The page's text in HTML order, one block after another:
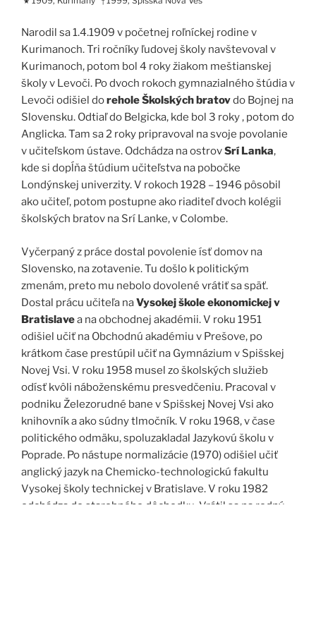
Narodil sa 1.4.1909 v početnej roľníckej rodine v
Kurimanoch. Tri ročníky ľudovej školy navštevoval v
Kurimanoch, potom bol 4 roky žiakom meštianskej
školy v Levoči. Po dvoch rokoch gymnazialného štúdia v
Levoči odišiel dorehole Školských bratovdo Bojnej na
Slovensku. Odtiaľ do Belgicka, kde bol 3 roky , potom do
Anglicka. Tam sa 2 roky pripravoval na svoje povolanie
v učiteľskom ústave. Odchádza na ostrovSrí Lanka,
kde si dopĺňa štúdium učiteľstva na pobočke
Londýnskej univerzity. V rokoch 1928 – 1946 pôsobil
ako učiteľ, potom postupne ako riaditeľ dvoch kolégii
školských bratov na Srí Lanke, v Colombe.
Vyčerpaný z práce dostal povolenie ísť domov na
Slovensko, na zotavenie. Tu došlo k politickým
zmenám, preto mu nebolo dovolené vrátiť sa späť.
Dostal prácu učiteľa naVysokej škole ekonomickej v
Bratislavea na obchodnej akadémii. V roku 1951
odišiel učiť na Obchodnú akadémiu v Prešove, po
krátkom čase prestúpil učiť na Gymnázium v Spišskej
Novej Vsi. V roku 1958 musel zo školských služieb
odísť kvôli náboženskému presvedčeniu. Pracoval v
podniku Železorudné bane v Spišskej Novej Vsi ako
knihovník a ako súdny tlmočník. V roku 1968, v čase
politického odmäku, spoluzakladal Jazykovú školu v
Poprade. Po nástupe normalizácie (1970) odišiel učiť
anglický jazyk na Chemicko-technologickú fakultu
Vysokej školy technickej v Bratislave. V roku 1982
odchádza do starobného dôchodku. Vrátil sa na rodný